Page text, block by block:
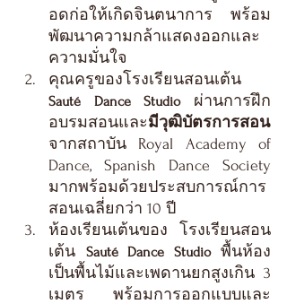
อดก่อให้เกิดจินตนาการ พร้อม
พัฒนาความกล้าแสดงออกและ
ความมั่นใจ
Sauté Dance Studio ผ่านการฝึก
อบรมสอนและมีวุฒิบัตรการสอน
จากสถาบัน Royal Academy of
Dance, Spanish Dance Society
มากพร้อมด้วยประสบการณ์การ
สอนเฉลี่ยกว่า 10 ปี
ห้องเรียนเต้นของ โรงเรียนสอน
เต้น Sauté Dance Studio พื้นห้อง
เป็นพื้นไม้และเพดานยกสูงเกิน 3
เมตร พร้อมการออกแบบและ